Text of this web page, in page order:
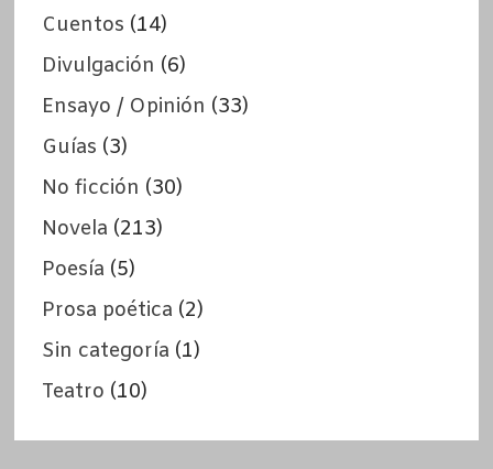
Cuentos (14)
Divulgación (6)
Ensayo / Opinión (33)
Guías (3)
No ficción (30)
Novela (213)
Poesía (5)
Prosa poética (2)
Sin categoría (1)
Teatro (10)